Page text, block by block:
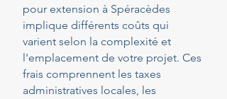
pour extension à Spéracèdes
implique différents coûts qui
varient selon la complexité et
l'emplacement de votre projet. Ces
frais comprennent les taxes
administratives locales, les